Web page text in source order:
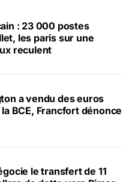
: 23 000 postes
les paris sur une
reculent
a vendu des euros
BCE, Francfort dénonce
le transfert de 11